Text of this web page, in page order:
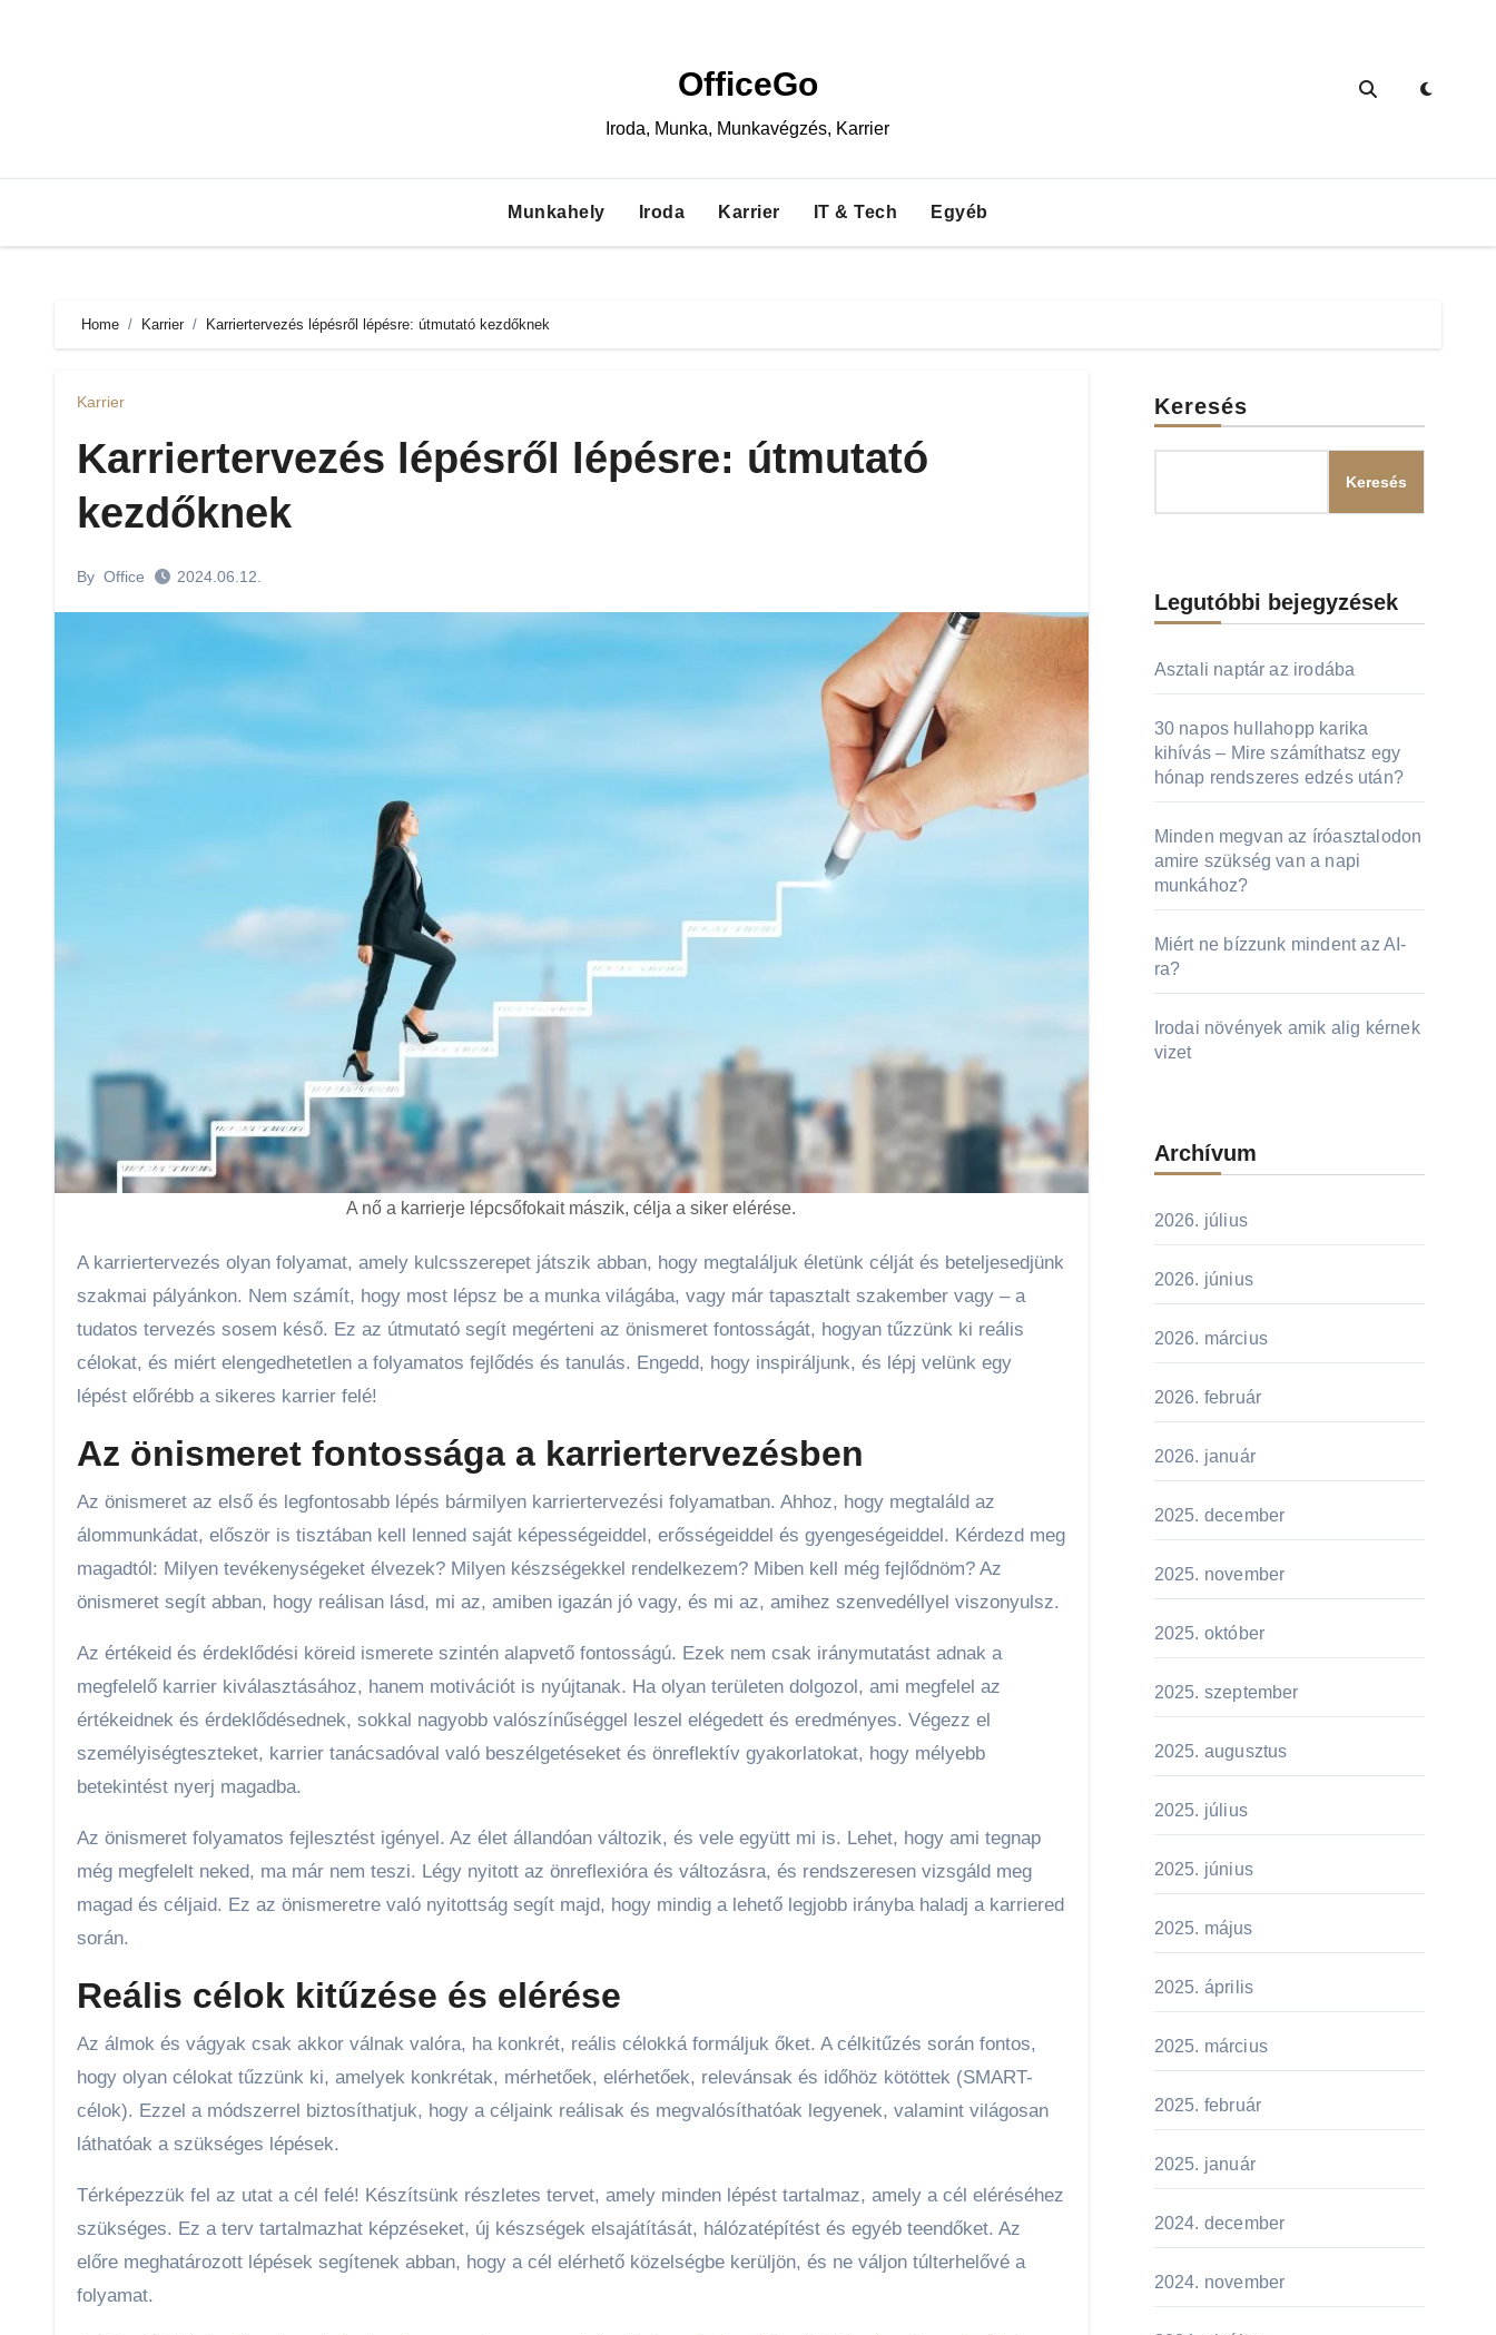
OfficeGo
Iroda, Munka, Munkavégzés, Karrier
Munkahely Iroda Karrier IT & Tech Egyéb
Home Karrier Karriertervezés lépésről lépésre: útmutató kezdőknek
Karrier
Karriertervezés lépésről lépésre: útmutató
kezdőknek
By Office 2024.06.12.
A nő a karrierje lépcsőfokait mászik, célja a siker elérése.
A karriertervezés olyan folyamat, amely kulcsszerepet játszik abban, hogy megtaláljuk életünk célját és beteljesedjünk
szakmai pályánkon. Nem számít, hogy most lépsz be a munka világába, vagy már tapasztalt szakember vagy – a
tudatos tervezés sosem késő. Ez az útmutató segít megérteni az önismeret fontosságát, hogyan tűzzünk ki reális
célokat, és miért elengedhetetlen a folyamatos fejlődés és tanulás. Engedd, hogy inspiráljunk, és lépj velünk egy
lépést előrébb a sikeres karrier felé!
Az önismeret fontossága a karriertervezésben
Az önismeret az első és legfontosabb lépés bármilyen karriertervezési folyamatban. Ahhoz, hogy megtaláld az
álommunkádat, először is tisztában kell lenned saját képességeiddel, erősségeiddel és gyengeségeiddel. Kérdezd meg
magadtól: Milyen tevékenységeket élvezek? Milyen készségekkel rendelkezem? Miben kell még fejlődnöm? Az
önismeret segít abban, hogy reálisan lásd, mi az, amiben igazán jó vagy, és mi az, amihez szenvedéllyel viszonyulsz.
Az értékeid és érdeklődési köreid ismerete szintén alapvető fontosságú. Ezek nem csak iránymutatást adnak a
megfelelő karrier kiválasztásához, hanem motivációt is nyújtanak. Ha olyan területen dolgozol, ami megfelel az
értékeidnek és érdeklődésednek, sokkal nagyobb valószínűséggel leszel elégedett és eredményes. Végezz el
személyiségteszteket, karrier tanácsadóval való beszélgetéseket és önreflektív gyakorlatokat, hogy mélyebb
betekintést nyerj magadba.
Az önismeret folyamatos fejlesztést igényel. Az élet állandóan változik, és vele együtt mi is. Lehet, hogy ami tegnap
még megfelelt neked, ma már nem teszi. Légy nyitott az önreflexióra és változásra, és rendszeresen vizsgáld meg
magad és céljaid. Ez az önismeretre való nyitottság segít majd, hogy mindig a lehető legjobb irányba haladj a karriered
során.
Reális célok kitűzése és elérése
Az álmok és vágyak csak akkor válnak valóra, ha konkrét, reális célokká formáljuk őket. A célkitűzés során fontos,
hogy olyan célokat tűzzünk ki, amelyek konkrétak, mérhetőek, elérhetőek, relevánsak és időhöz kötöttek (SMART-
célok). Ezzel a módszerrel biztosíthatjuk, hogy a céljaink reálisak és megvalósíthatóak legyenek, valamint világosan
láthatóak a szükséges lépések.
Térképezzük fel az utat a cél felé! Készítsünk részletes tervet, amely minden lépést tartalmaz, amely a cél eléréséhez
szükséges. Ez a terv tartalmazhat képzéseket, új készségek elsajátítását, hálózatépítést és egyéb teendőket. Az
előre meghatározott lépések segítenek abban, hogy a cél elérhető közelségbe kerüljön, és ne váljon túlterhelővé a
folyamat.
Keresés
Keresés
Legutóbbi bejegyzések
Asztali naptár az irodába
30 napos hullahopp karika
kihívás – Mire számíthatsz egy
hónap rendszeres edzés után?
Minden megvan az íróasztalodon
amire szükség van a napi
munkához?
Miért ne bízzunk mindent az AI-
ra?
Irodai növények amik alig kérnek
vizet
Archívum
2026. július
2026. június
2026. március
2026. február
2026. január
2025. december
2025. november
2025. október
2025. szeptember
2025. augusztus
2025. július
2025. június
2025. május
2025. április
2025. március
2025. február
2025. január
2024. december
2024. november